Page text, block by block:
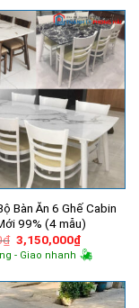
Bàn Ăn 6 Ghế Cabin
99% (4 mẫu)
₫ Giá
gốc
là:
3,150,000₫Giá
hiện
tại
- Giao nhanh